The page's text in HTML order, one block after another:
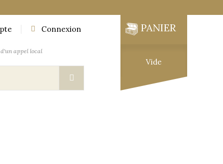
PANIER
Vide
Connexion
appel local